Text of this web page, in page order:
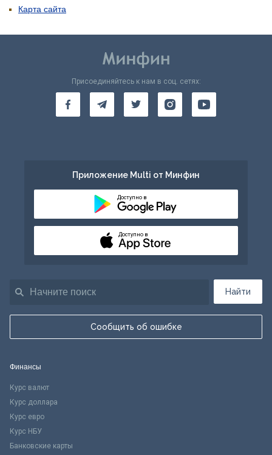
Карта сайта
Найти
Сообщить об ошибке
Присоединяйтесь к нам в соц. сетях:
Приложение Multi от Минфин
Доступно в
Доступно в
Финансы
Курс валют
Курс доллара
Курс евро
Курс НБУ
Банковские карты